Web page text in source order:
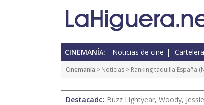
CINEMANÍA: Noticias de cine Cartelera
Cinemanía > Noticias > Ranking taquilla España (N
Destacado: Buzz Lightyear, Woody,